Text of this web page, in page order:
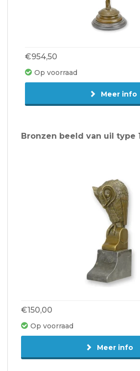
€954,50
Op voorraad
Meer info
Bronzen beeld van uil type 1
€150,00
Op voorraad
Meer info